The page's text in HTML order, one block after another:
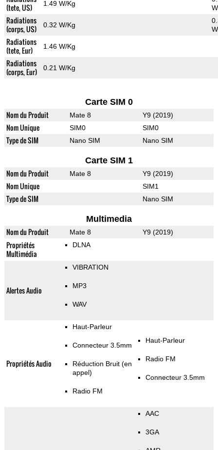
(tete, US)
1.49 W/Kg
Radiations
(corps, US)
0.32 W/Kg
Radiations
(tete, Eur)
1.46 W/Kg
Radiations
(corps, Eur)
0.21 W/Kg
Carte SIM 0
Nom du Produit Mate 8 Y9 (2019)
Nom Unique SIM0 SIM0
Type de SIM Nano SIM Nano SIM
Carte SIM 1
Nom du Produit Mate 8 Y9 (2019)
Nom Unique SIM1
Type de SIM Nano SIM
Multimedia
Nom du Produit Mate 8 Y9 (2019)
Propriétés
Multimédia
DLNA
Alertes Audio
VIBRATION
MP3
WAV
Propriétés Audio
Haut-Parleur
Connecteur 3.5mm
Réduction Bruit (en
appel)
Radio FM
Haut-Parleur
Radio FM
Connecteur 3.5mm
AAC
3GA